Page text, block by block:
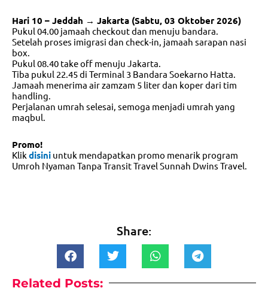
Hari 10 – Jeddah → Jakarta (Sabtu, 03 Oktober 2026)
Pukul 04.00 jamaah checkout dan menuju bandara.
Setelah proses imigrasi dan check-in, jamaah sarapan nasi
box.
Pukul 08.40 take off menuju Jakarta.
Tiba pukul 22.45 di Terminal 3 Bandara Soekarno Hatta.
Jamaah menerima air zamzam 5 liter dan koper dari tim
handling.
Perjalanan umrah selesai, semoga menjadi umrah yang
maqbul.
Promo!
Klik disini untuk mendapatkan promo menarik program
Umroh Nyaman Tanpa Transit Travel Sunnah Dwins Travel.
Share:
Related Posts: